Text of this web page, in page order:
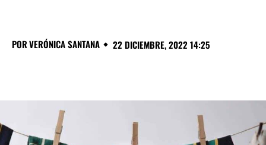
PORVERÓNICA SANTANA 22 DICIEMBRE, 2022 14:25